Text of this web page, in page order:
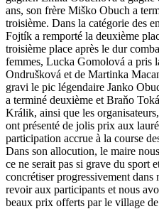
ans, son frère Miško Obuch a
troisième. Dans la catégorie des
Fojtík a remporté la deuxième
troisième place après le dur
femmes, Lucka Gomolová a pris
Ondrušková et de Martinka
gravi le pic légendaire Janko
a terminé deuxième et Braňo
Králik, ainsi que les
ont présenté de jolis prix aux
participation accrue à la course
Dans son allocution, le maire
ce ne serait pas si grave du sport
concrétiser progressivement
revoir aux participants et nous
beaux prix offerts par le village